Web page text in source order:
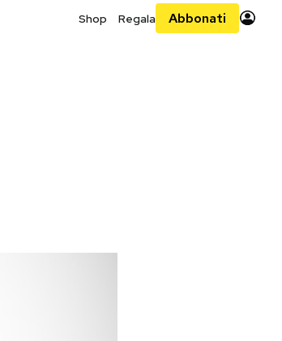
Shop Regala Abbonati